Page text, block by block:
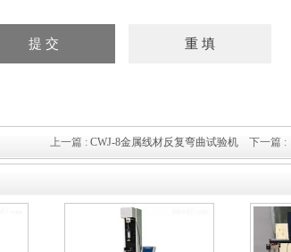
上一篇 : CWJ-8金属线材反复弯曲试验机下一篇 :